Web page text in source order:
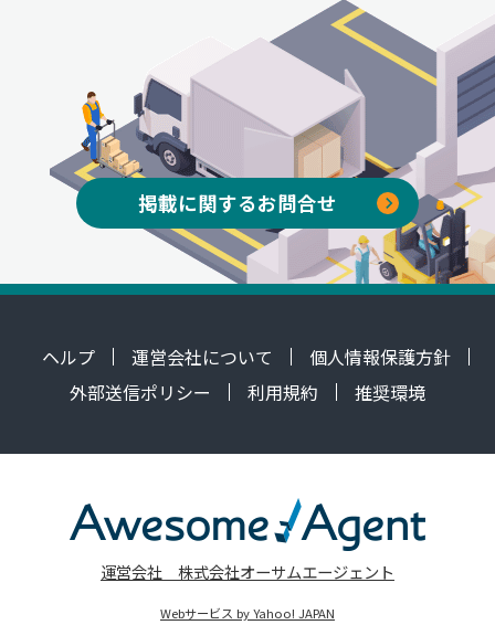
掲載に関するお問合せ
ヘルプ 運営会社について
個人情報保護方針
外部送信ポリシー
利用規約 推奨環境
運営会社 株式会社オーサムエージェント
Webサービス by Yahoo! JAPAN